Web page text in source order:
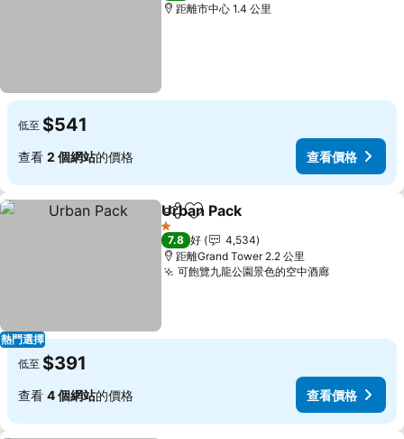
距離市中心 1.4 公里
低至 $541
查看 2 個網站的價格 查看價格
熱門選擇
分享 放到收藏夾
Urban Pack
1 星級
7.8 好
4,534
距離Grand Tower 2.2 公里
可飽覽九龍公園景色的空中酒廊查看價格
低至 $391
查看 4 個網站的價格 查看價格